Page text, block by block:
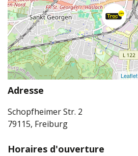
Leaflet
Adresse
Schopfheimer Str. 2
79115, Freiburg
Horaires d'ouverture